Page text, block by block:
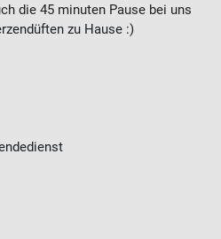
die 45 minuten Pause bei uns
zu Hause :)